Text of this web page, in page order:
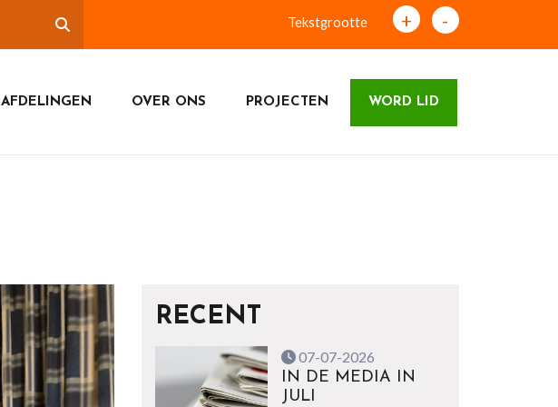
Tekstgrootte + -
AFDELINGEN OVER ONS PROJECTEN WORD LID
RECENT
07-07-2026
IN DE MEDIA IN
JULI